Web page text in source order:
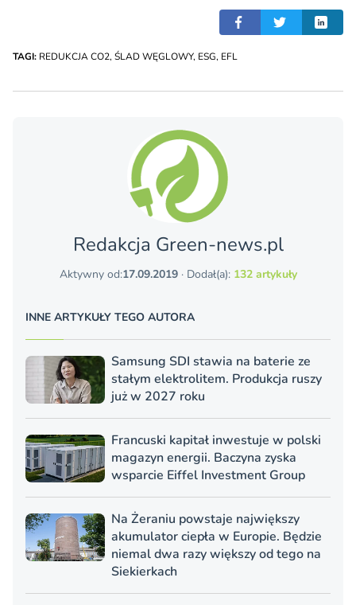
TAGI: REDUKCJA CO2, ŚLAD WĘGLOWY, ESG, EFL
Redakcja Green-news.pl
Aktywny od:17.09.2019· Dodał(a): 132 artykuły
INNE ARTYKUŁY TEGO AUTORA
Samsung SDI stawia na baterie ze
stałym elektrolitem. Produkcja ruszy
już w 2027 roku
Francuski kapitał inwestuje w polski
magazyn energii. Baczyna zyska
wsparcie Eiffel Investment Group
Na Żeraniu powstaje największy
akumulator ciepła w Europie. Będzie
niemal dwa razy większy od tego na
Siekierkach